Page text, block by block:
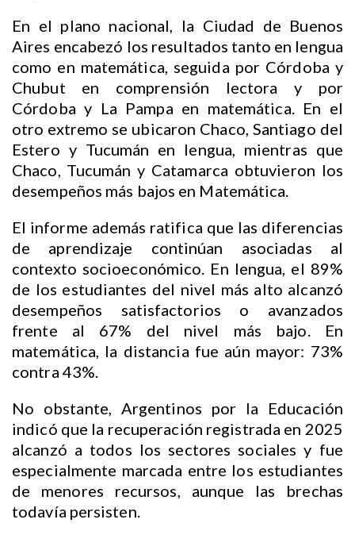
En el plano nacional, la Ciudad de Buenos
Aires encabezó los resultados tanto en lengua
como en matemática, seguida por Córdoba y
Chubut en comprensión lectora y por
Córdoba y La Pampa en matemática. En el
otro extremo se ubicaron Chaco, Santiago del
Estero y Tucumán en lengua, mientras que
Chaco, Tucumán y Catamarca obtuvieron los
desempeños más bajos en Matemática.
El informe además ratifica que las diferencias
de aprendizaje continúan asociadas al
contexto socioeconómico. En lengua, el 89%
de los estudiantes del nivel más alto alcanzó
desempeños satisfactorios o avanzados
frente al 67% del nivel más bajo. En
matemática, la distancia fue aún mayor: 73%
contra 43%.
No obstante, Argentinos por la Educación
indicó que la recuperación registrada en 2025
alcanzó a todos los sectores sociales y fue
especialmente marcada entre los estudiantes
de menores recursos, aunque las brechas
todavía persisten.